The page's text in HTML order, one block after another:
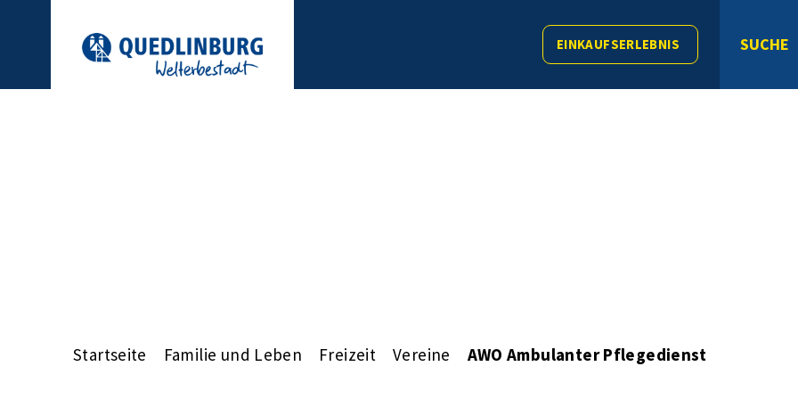
EINKAUFSERLEBNIS SUCHE
Startseite Familie und Leben Freizeit Vereine AWO Ambulanter Pflegedienst